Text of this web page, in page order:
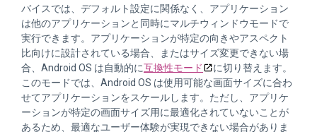
バイスでは、デフォルト設定に関係なく、アプリケーション
は他のアプリケーションと同時にマルチウィンドウモードで
実行できます。アプリケーションが特定の向きやアスペクト
比向けに設計されている場合、またはサイズ変更できない場
合、Android OS は自動的に互換性モード
に切り替えます。
このモードでは、Android OS は使用可能な画面サイズに合わ
せてアプリケーションをスケールします。ただし、アプリケ
ーションが特定の画面サイズ用に最適化されていないことが
あるため、最適なユーザー体験が実現できない場合がありま